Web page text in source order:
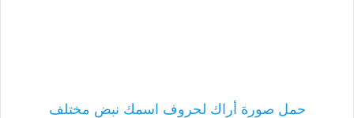
حمل صورة أراك لحروف اسمك نبض مختلف